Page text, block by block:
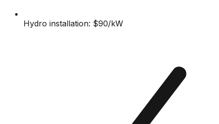
Hydro installation: $90/kW